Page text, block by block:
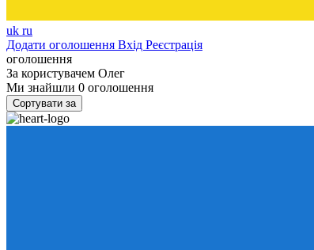
uk ru
Додати оголошення Вхід Реєстрація
оголошення
За користувачем Олег
Ми знайшли 0 оголошення
Сортувати за